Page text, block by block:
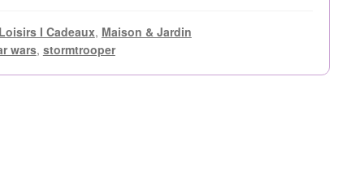
Loisirs I Cadeaux, Maison & Jardin
wars, stormtrooper